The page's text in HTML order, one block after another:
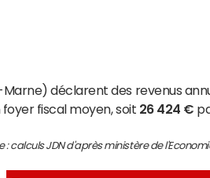
déclarent des revenus
fiscal moyen, soit 26 424 €
: calculs JDN d'après ministère de